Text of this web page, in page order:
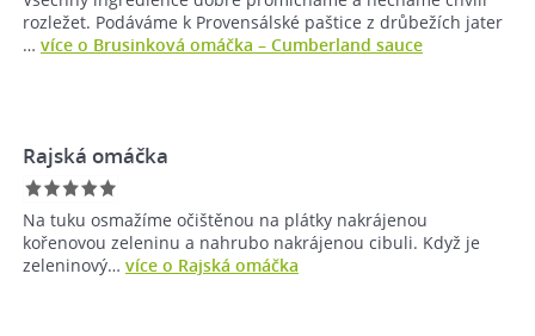
rozležet. Podáváme k Provensálské paštice z drůbežích jater
… více o Brusinková omáčka – Cumberland sauce
Rajská omáčka
Na tuku osmažíme očištěnou na plátky nakrájenou
kořenovou zeleninu a nahrubo nakrájenou cibuli. Když je
zeleninový… více o Rajská omáčka